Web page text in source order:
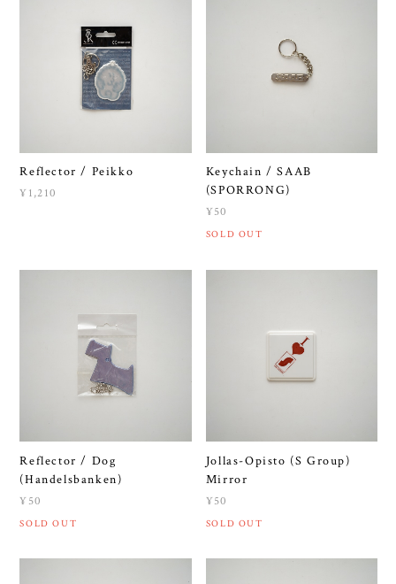
Reflector / Peikko
¥1,210
Keychain / SAAB
(SPORRONG)
¥50
SOLD OUT
Reflector / Dog
(Handelsbanken)
¥50
SOLD OUT
Jollas-Opisto (S Group)
Mirror
¥50
SOLD OUT